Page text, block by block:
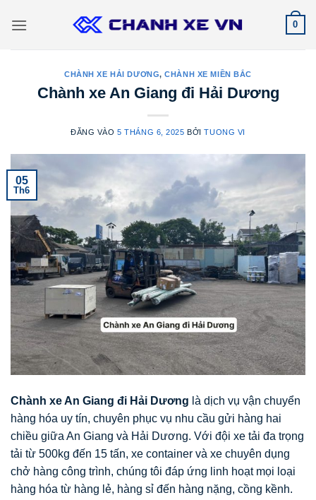
qua
0
CHÀNH XE HẢI DƯƠNG,CHÀNH XE MIỀN BẮC
Chành xe An Giang đi Hải Dương
ĐĂNG VÀO5 THÁNG 6, 2025 BỞITUONG VI
05
Th6
Chành xe An Giang đi Hải Dương là dịch vụ vận chuyển
hàng hóa uy tín, chuyên phục vụ nhu cầu gửi hàng hai
chiều giữa An Giang và Hải Dương. Với đội xe tải đa trọng
tải từ 500kg đến 15 tấn, xe container và xe chuyên dụng
chở hàng công trình, chúng tôi đáp ứng linh hoạt mọi loại
hàng hóa từ hàng lẻ, hàng sỉ đến hàng nặng, cồng kềnh.